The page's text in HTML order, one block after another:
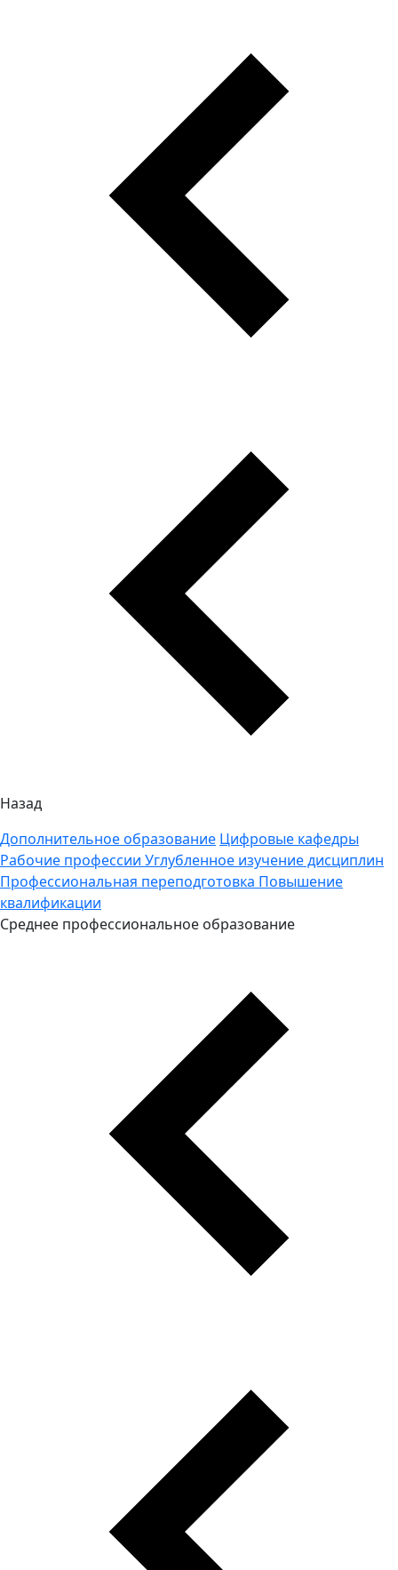
Назад
Дополнительное образование Цифровые кафедры
Рабочие профессии Углубленное изучение дисциплин
Профессиональная переподготовка Повышение
квалификации
Среднее профессиональное образование